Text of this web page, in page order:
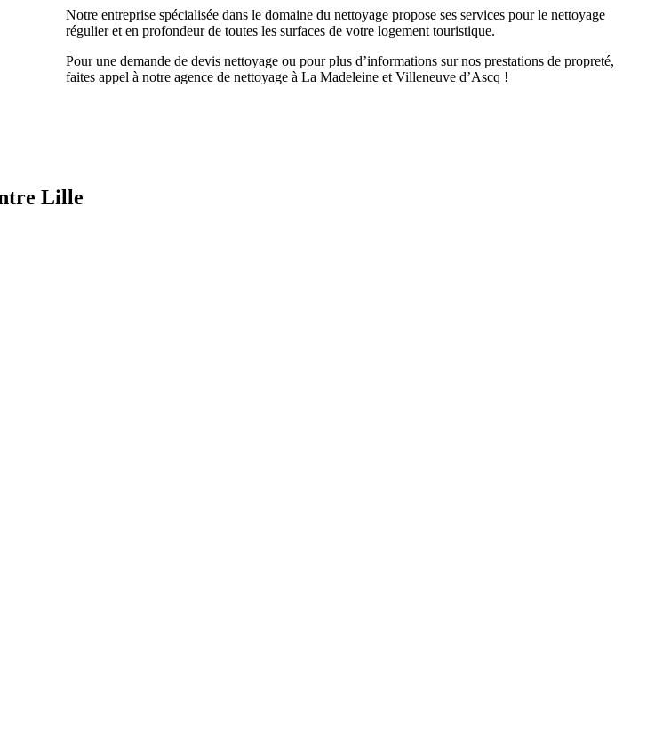
Notre entreprise spécialisée dans le domaine du nettoyage propose ses services pour le nettoyage
régulier et en profondeur de toutes les surfaces de votre logement touristique.
Pour une demande de devis nettoyage ou pour plus d’informations sur nos prestations de propreté,
faites appel à notre agence de nettoyage à La Madeleine et Villeneuve d’Ascq !
Lille